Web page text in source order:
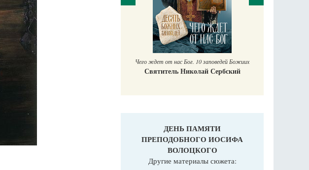
Чего ждет от нас Бог. 10 заповедей Божиих
Православный мальчик
Екатерина Баканова
ДЕНЬ ПАМЯТИ
ПРЕПОДОБНОГО ИОСИФА
ВОЛОЦКОГО
Другие материалы сюжета: